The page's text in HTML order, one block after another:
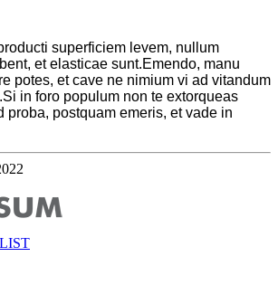
superficiem levem, nullum
et elasticae sunt.Emendo, manu
potes, et cave ne nimium vi ad vitandum
in foro populum non te extorqueas
proba, postquam emeris, et vade in